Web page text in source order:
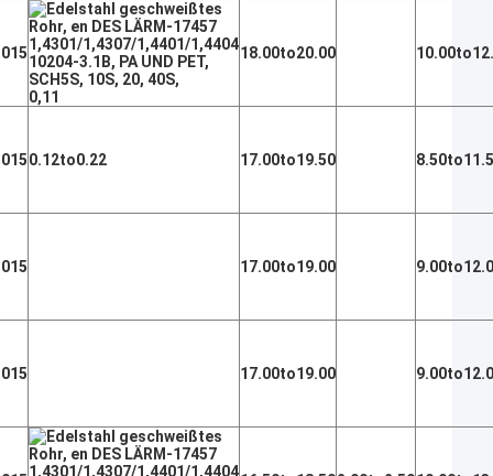
0,11
18.00to20.00
0.12to0.22 17.00to19.50
17.00to19.00
17.00to19.00